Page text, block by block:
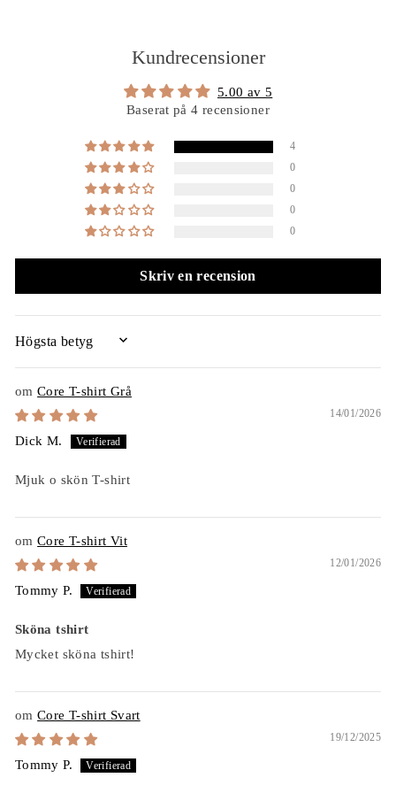
Kundrecensioner
5.00 av 5
Baserat på 4 recensioner
4
0
0
0
0
Skriv en recension
SORT BY
Core T-shirt Grå
14/01/2026
Dick M.
Mjuk o skön T-shirt
Core T-shirt Vit
12/01/2026
Tommy P.
Sköna tshirt
Mycket sköna tshirt!
Core T-shirt Svart
19/12/2025
Tommy P.